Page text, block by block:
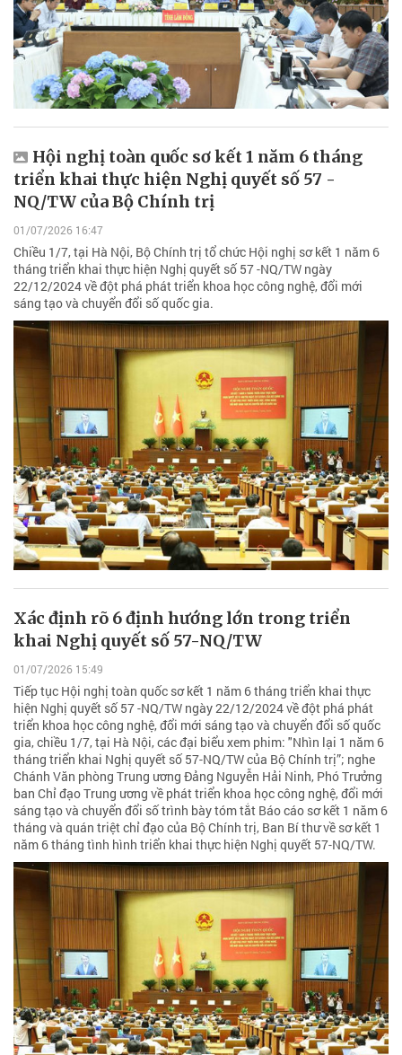
Hội nghị toàn quốc sơ kết 1 năm 6 tháng
triển khai thực hiện Nghị quyết số 57 -
NQ/TW của Bộ Chính trị
01/07/2026 16:47
Chiều 1/7, tại Hà Nội, Bộ Chính trị tổ chức Hội nghị sơ kết 1 năm 6
tháng triển khai thực hiện Nghị quyết số 57 -NQ/TW ngày
22/12/2024 về đột phá phát triển khoa học công nghệ, đổi mới
sáng tạo và chuyển đổi số quốc gia.
Xác định rõ 6 định hướng lớn trong triển
khai Nghị quyết số 57-NQ/TW
01/07/2026 15:49
Tiếp tục Hội nghị toàn quốc sơ kết 1 năm 6 tháng triển khai thực
hiện Nghị quyết số 57 -NQ/TW ngày 22/12/2024 về đột phá phát
triển khoa học công nghệ, đổi mới sáng tạo và chuyển đổi số quốc
gia, chiều 1/7, tại Hà Nội, các đại biểu xem phim: "Nhìn lại 1 năm 6
tháng triển khai Nghị quyết số 57-NQ/TW của Bộ Chính trị”; nghe
Chánh Văn phòng Trung ương Đảng Nguyễn Hải Ninh, Phó Trưởng
ban Chỉ đạo Trung ương về phát triển khoa học công nghệ, đổi mới
sáng tạo và chuyển đổi số trình bày tóm tắt Báo cáo sơ kết 1 năm 6
tháng và quán triệt chỉ đạo của Bộ Chính trị, Ban Bí thư về sơ kết 1
năm 6 tháng tình hình triển khai thực hiện Nghị quyết 57-NQ/TW.